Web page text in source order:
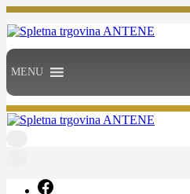
Skip
to
content
ANTENE
spletna trgovina
MENU